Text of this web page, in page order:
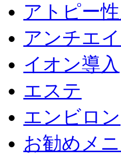
アトピー
アンチエ
イオン導入
エステ
エンビロン
お勧めメ